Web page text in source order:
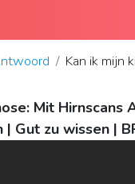
Kan ik mijn
Mit Hirnscans
Gut zu wissen |